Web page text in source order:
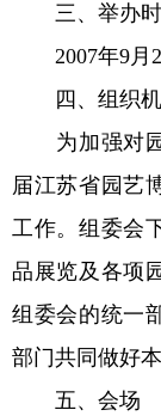
三、举办时
2007年9月24
四、组织机
为加强对园
届江苏省园艺
工作。组委会
品展览及各项
组委会的统一
部门共同做好
五、会场